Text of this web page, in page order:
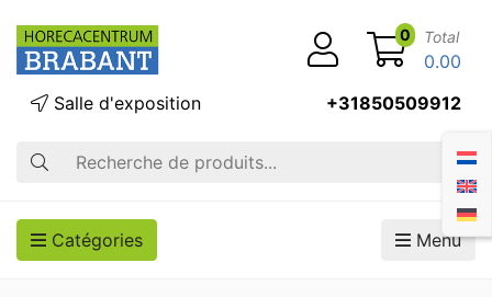
Recherche
Salle d'exposition +31850509912
0 Total
0.00
Catégories Menu